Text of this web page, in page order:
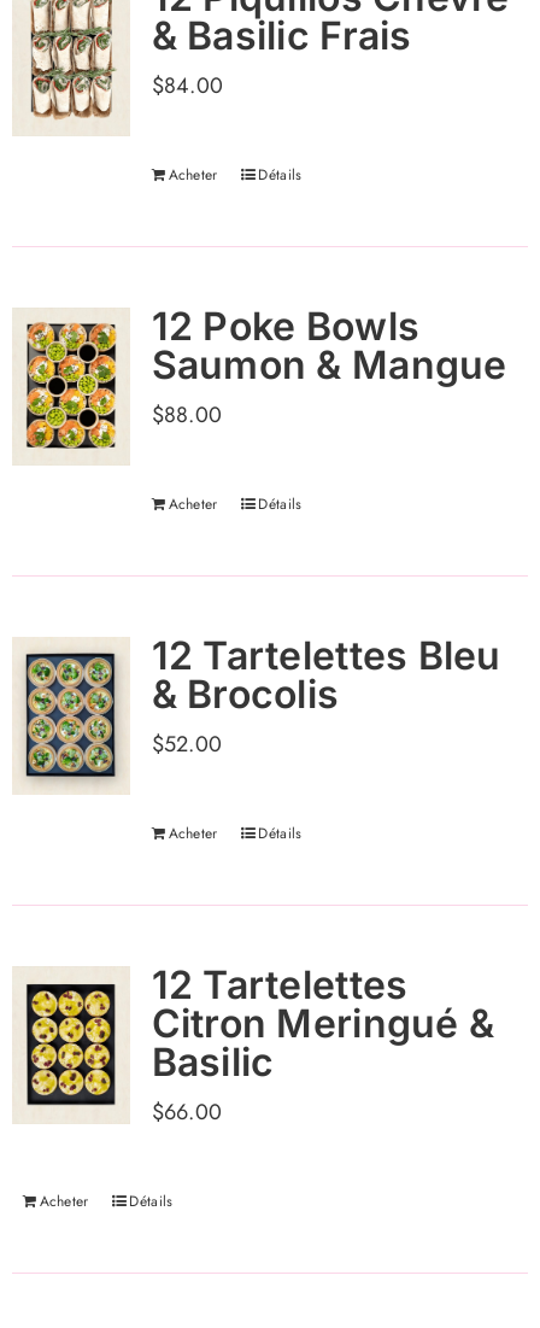
& Basilic Frais
$84.00
Acheter Détails
12 Poke Bowls
Saumon & Mangue
$88.00
Acheter Détails
12 Tartelettes Bleu
& Brocolis
$52.00
Acheter Détails
12 Tartelettes
Citron Meringué &
Basilic
$66.00
Acheter Détails